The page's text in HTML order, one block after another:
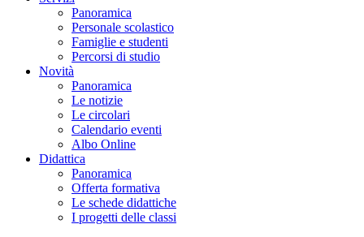
Panoramica
Personale scolastico
Famiglie e studenti
Percorsi di studio
Novità
Panoramica
Le notizie
Le circolari
Calendario eventi
Albo Online
Didattica
Panoramica
Offerta formativa
Le schede didattiche
I progetti delle classi